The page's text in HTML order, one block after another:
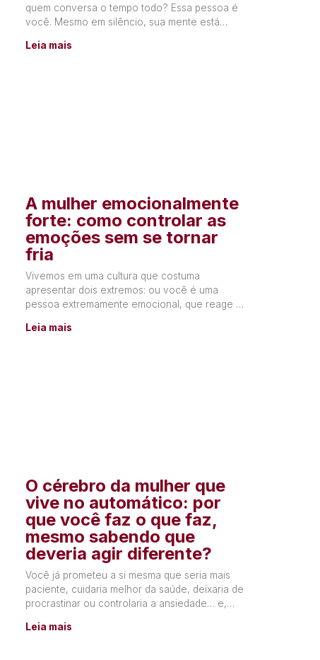
quem conversa o tempo todo? Essa pessoa é
você. Mesmo em silêncio, sua mente está
Leia mais
A mulher emocionalmente
forte: como controlar as
emoções sem se tornar
fria
Vivemos em uma cultura que costuma
apresentar dois extremos: ou você é uma
pessoa extremamente emocional, que reage a
Leia mais
O cérebro da mulher que
vive no automático: por
que você faz o que faz,
mesmo sabendo que
deveria agir diferente?
Você já prometeu a si mesma que seria mais
paciente, cuidaria melhor da saúde, deixaria de
procrastinar ou controlaria a ansiedade… e,
Leia mais